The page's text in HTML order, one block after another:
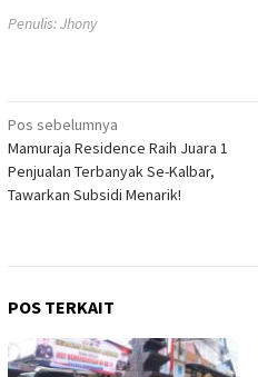
Penulis: Jhony
Navigasi
pos
Pos sebelumnya
Mamuraja Residence Raih Juara 1
Penjualan Terbanyak Se-Kalbar,
Tawarkan Subsidi Menarik!
POS TERKAIT